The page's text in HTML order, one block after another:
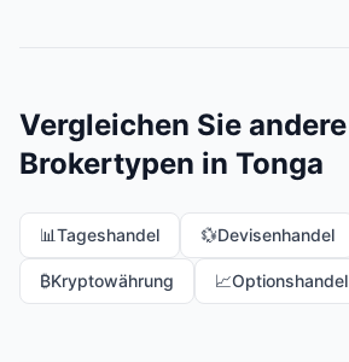
Vergleichen Sie andere
Brokertypen in Tonga
📊Tageshandel 💱Devisenhandel
₿Kryptowährung 📈Optionshandel